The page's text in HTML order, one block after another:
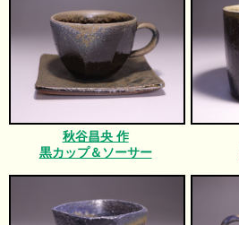
秋谷昌央 作
黒カップ＆ソーサー